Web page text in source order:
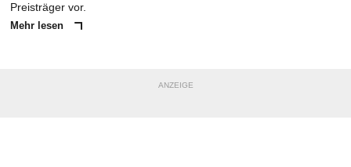
Preisträger vor.
Mehr lesen
ANZEIGE